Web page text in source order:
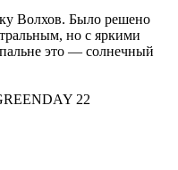
Волхов. Было решено
но с яркими
это — солнечный
22